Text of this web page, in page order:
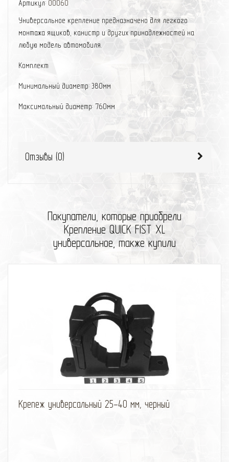
Артикул: 00060
Универсальное крепление предназначено для легкого
монтажа ящиков, канистр и других принадлежностей на
любую модель автомобиля.
Комплект
Минимальный диаметр: 380мм
Максимальный диаметр: 760мм
Отзывы (0)
Покупатели, которые приобрели
Крепление QUICK FIST XL
универсальное, также купили
Крепеж универсальный 25-40 мм, черный